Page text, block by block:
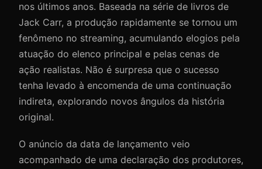
nos últimos anos. Baseada na série de livros de
Jack Carr, a produção rapidamente se tornou um
fenômeno no streaming, acumulando elogios pela
atuação do elenco principal e pelas cenas de
ação realistas. Não é surpresa que o sucesso
tenha levado à encomenda de uma continuação
indireta, explorando novos ângulos da história
original.
O anúncio da data de lançamento veio
acompanhado de uma declaração dos produtores,